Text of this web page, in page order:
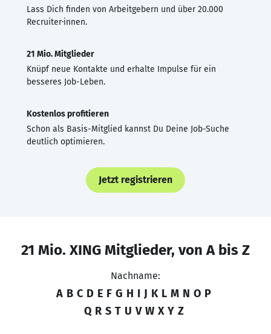
Lass Dich finden von Arbeitgebern und über 20.000
Recruiter·innen.
21 Mio. Mitglieder
Knüpf neue Kontakte und erhalte Impulse für ein
besseres Job-Leben.
Kostenlos profitieren
Schon als Basis-Mitglied kannst Du Deine Job-Suche
deutlich optimieren.
Jetzt registrieren
21 Mio. XING Mitglieder, von A bis Z
Nachname:
A B C D E F G H I J K L M N O P
Q R S T U V W X Y Z